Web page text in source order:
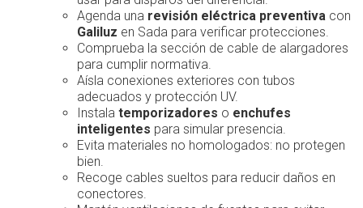
Agenda una revisión eléctrica preventiva con
Galiluz en Sada para verificar protecciones.
Comprueba la sección de cable de alargadores
para cumplir normativa.
Aísla conexiones exteriores con tubos
adecuados y protección UV.
Instala temporizadores o enchufes
inteligentes para simular presencia.
Evita materiales no homologados: no protegen
bien.
Recoge cables sueltos para reducir daños en
conectores.